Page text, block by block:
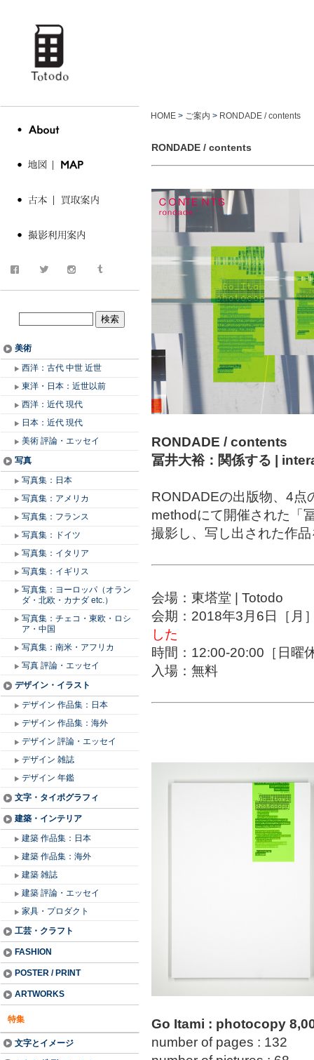
美術
西洋：古代 中世 近世
東洋・日本：近世以前
西洋：近代 現代
日本：近代 現代
美術 評論・エッセイ
写真
写真集：日本
写真集：アメリカ
写真集：フランス
写真集：ドイツ
写真集：イタリア
写真集：イギリス
写真集：ヨーロッパ（オラン
ダ・北欧・カナダ etc.）
写真集：チェコ・東欧・ロシ
ア・中国
写真集：南米・アフリカ
写真 評論・エッセイ
デザイン・イラスト
デザイン 作品集：日本
デザイン 作品集：海外
デザイン 評論・エッセイ
デザイン 雑誌
デザイン 年鑑
文字・タイポグラフィ
建築・インテリア
建築 作品集：日本
建築 作品集：海外
建築 雑誌
建築 評論・エッセイ
家具・プロダクト
工芸・クラフト
FASHION
POSTER / PRINT
ARTWORKS
特集
文字とイメージ
HOME > ご案内 > RONDADE / contents
RONDADE / contents
RONDADE / contents
冨井大裕：関係する |
RONDADEの出版物、4点
methodにて開催された「
撮影し、写し出された作
会場：東塔堂 | Totodo
会期：2018年3月6日［月
した
時間：12:00-20:00［日曜
入場：無料
Go Itami : photocopy
number of pages : 132